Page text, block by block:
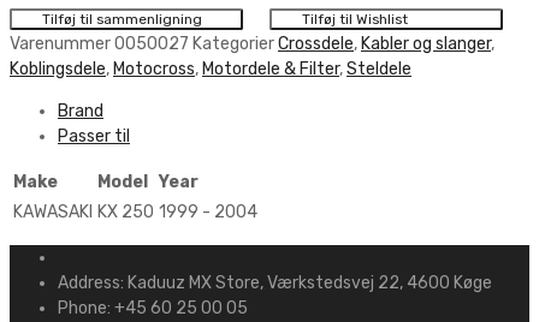
Cable
quantity
Tilføj til sammenligning Tilføj til Wishlist
Varenummer0050027 KategorierCrossdele, Kabler og slanger,
Koblingsdele, Motocross, Motordele & Filter,Steldele
Brand
Passer til
Make Model
Year
KAWASAKI KX 250 1999 - 2004
Address: Kaduuz MX Store, Værkstedsvej 22, 4600 Køge
Phone: +45 60 25 00 05